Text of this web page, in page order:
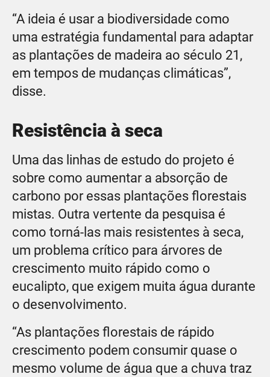
“A ideia é usar a biodiversidade como
uma estratégia fundamental para adaptar
as plantações de madeira ao século 21,
em tempos de mudanças climáticas”,
disse.
Resistência à seca
Uma das linhas de estudo do projeto é
sobre como aumentar a absorção de
carbono por essas plantações florestais
mistas. Outra vertente da pesquisa é
como torná-las mais resistentes à seca,
um problema crítico para árvores de
crescimento muito rápido como o
eucalipto, que exigem muita água durante
o desenvolvimento.
“As plantações florestais de rápido
crescimento podem consumir quase o
mesmo volume de água que a chuva traz